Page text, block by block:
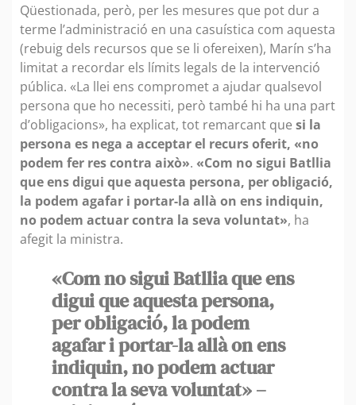
Qüestionada, però, per les mesures que pot dur a
terme l’administració en una casuística com aquesta
(rebuig dels recursos que se li ofereixen), Marín s’ha
limitat a recordar els límits legals de la intervenció
pública. «La llei ens compromet a ajudar qualsevol
persona que ho necessiti, però també hi ha una part
d’obligacions», ha explicat, tot remarcant que si la
persona es nega a acceptar el recurs oferit, «no
podem fer res contra això». «Com no sigui Batllia
que ens digui que aquesta persona, per obligació,
la podem agafar i portar-la allà on ens indiquin,
no podem actuar contra la seva voluntat», ha
afegit la ministra.
«Com no sigui Batllia que ens
digui que aquesta persona,
per obligació, la podem
agafar i portar-la allà on ens
indiquin, no podem actuar
contra la seva voluntat» –